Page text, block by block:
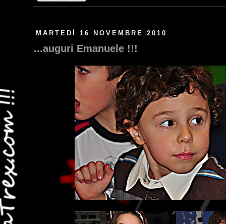
MARTEDÌ 16 NOVEMBRE 2010
...auguri Emanuele !!!